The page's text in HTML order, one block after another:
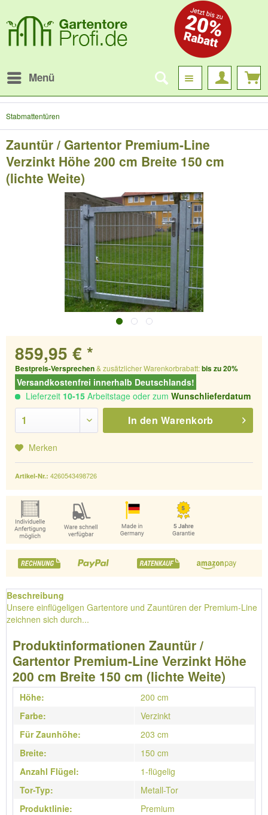
Menü
Stabmattentüren
Zauntür / Gartentor Premium-Line
Verzinkt Höhe 200 cm Breite 150 cm
(lichte Weite)
859,95 € *
Bestpreis-Versprechen& zusätzlicher Warenkorbrabatt:bis zu 20%
Versandkostenfrei innerhalb Deutschlands!
Lieferzeit 10-15 Arbeitstage oder zum Wunschlieferdatum
In den Warenkorb
Merken
Artikel-Nr.: 4260543498726
Beschreibung
Unsere einflügeligen Gartentore und Zauntüren der Premium-Line
zeichnen sich durch...
Produktinformationen Zauntür /
Gartentor Premium-Line Verzinkt Höhe
200 cm Breite 150 cm (lichte Weite)
Höhe:
200 cm
Farbe:
Verzinkt
Für Zaunhöhe:
203 cm
Breite:
150 cm
Anzahl Flügel:
1-flügelig
Tor-Typ:
Metall-Tor
Produktlinie:
Premium